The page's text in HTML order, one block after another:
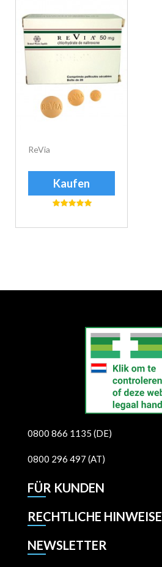
ReVia
Kaufen
0800 866 1135 (DE)
0800 296 497 (AT)
FÜR KUNDEN
RECHTLICHE HINWEISE
NEWSLETTER